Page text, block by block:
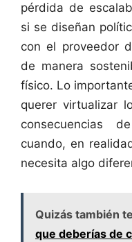
pérdida de
si se diseñan
con el proveedor
de manera
físico. Lo
querer virtualizar
consecuencias
cuando, en
necesita algo
Quizás también
que deberías de